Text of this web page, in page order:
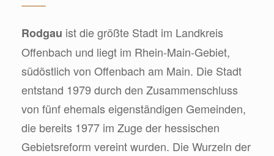
Rodgau ist die größte Stadt im Landkreis
Offenbach und liegt im Rhein-Main-Gebiet,
südöstlich von Offenbach am Main. Die Stadt
entstand 1979 durch den Zusammenschluss
von fünf ehemals eigenständigen Gemeinden,
die bereits 1977 im Zuge der hessischen
Gebietsreform vereint wurden. Die Wurzeln der